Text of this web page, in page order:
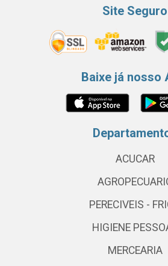
Site Seguro
Baixe já nosso
ACUCAR
PERECIVEIS -
HIGIENE
MERCEARIA